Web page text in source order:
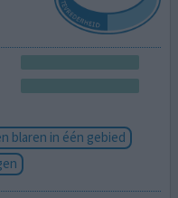
blaren in één gebied